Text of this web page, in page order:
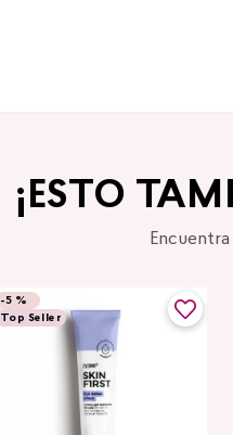
¡ESTO
-5 %
Top Seller